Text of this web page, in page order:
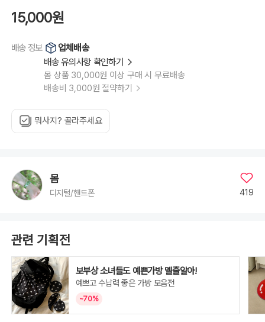
15,000원
배송 정보
업체배송
배송 유의사항 확인하기
몸 상품 30,000원 이상 구매 시 무료배송
배송비 3,000원 절약하기
뭐사지? 골라주세요
몸
디지털/핸드폰 419
관련 기획전
보부상 소녀들도 예쁜가방 멜줄알아!
예쁘고 수납력 좋은 가방 모음전
~70%